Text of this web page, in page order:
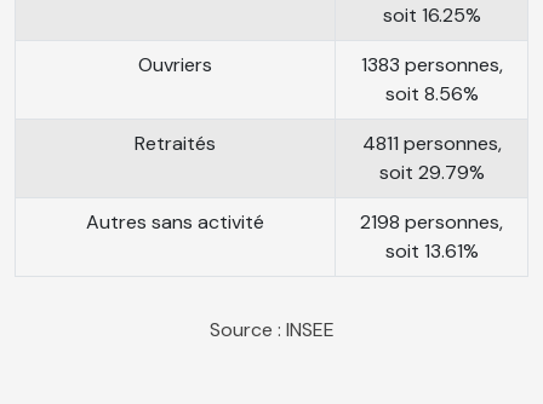
soit 16.25%
Ouvriers
1383 personnes,
soit 8.56%
Retraités
4811 personnes,
soit 29.79%
Autres sans activité
2198 personnes,
soit 13.61%
Source : INSEE